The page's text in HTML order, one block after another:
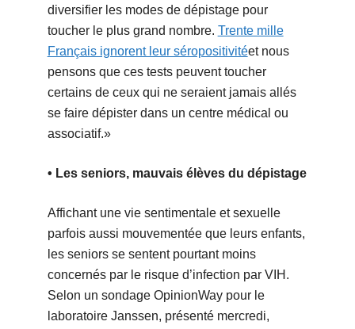
diversifier les modes de dépistage pour
toucher le plus grand nombre. Trente mille
Français ignorent leur séropositivitéet nous
pensons que ces tests peuvent toucher
certains de ceux qui ne seraient jamais allés
se faire dépister dans un centre médical ou
associatif.»
• Les seniors, mauvais élèves du dépistage
Affichant une vie sentimentale et sexuelle
parfois aussi mouvementée que leurs enfants,
les seniors se sentent pourtant moins
concernés par le risque d’infection par VIH.
Selon un sondage OpinionWay pour le
laboratoire Janssen, présenté mercredi,